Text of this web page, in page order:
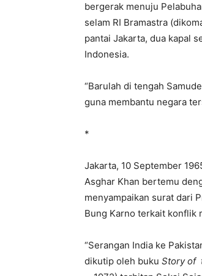
bergerak menuju
selam RI Bramastra
pantai Jakarta, dua kapal
Indonesia.
“Barulah di tengah
guna membantu negara
*
Jakarta, 10 September
Asghar Khan bertemu
menyampaikan surat dari
Bung Karno terkait konflik
“Serangan India ke
dikutip oleh buku Story of